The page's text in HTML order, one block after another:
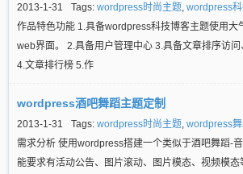
2013-1-31 Tags: wordpress时尚主题, wordpress
作品特色功能 1.具备wordpress科技博客主题使用大
web界面。 2.具备用户管理中心 3.具备文章排序访
4.文章排行榜 5.作
wordpress酒吧舞蹈主题定制
2013-1-31 Tags: wordpress时尚主题, wordpress
需求分析 使用wordpress搭建一个类似于酒吧舞蹈-
能要求有活动公告、图片滚动、图片模态、视频模态